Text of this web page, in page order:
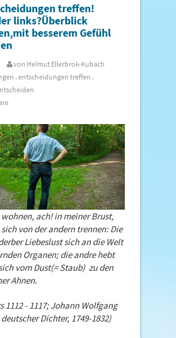
treffen!
links?Überblick
besserem Gefühl
von Helmut Ellerbrok-Kubach
. entscheidungen treffen .
ach! in meiner Brust,
von der andern trennen: Die
Liebeslust sich an die Welt
Organen; die andre hebt
vom Dust(= Staub) zu den
Ahnen.
1112 - 1117;Johann Wolfgang
Dichter, 1749-1832)